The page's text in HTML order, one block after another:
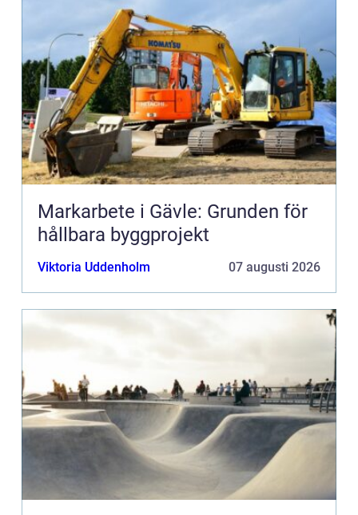
Markarbete i Gävle: Grunden för
hållbara byggprojekt
Viktoria Uddenholm 07 augusti 2026